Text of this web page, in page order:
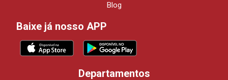
Blog
Baixe já nosso APP
Departamentos